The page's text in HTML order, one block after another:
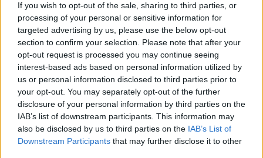
If you wish to opt-out of the sale, sharing to third parties, or
processing of your personal or sensitive information for
targeted advertising by us, please use the below opt-out
section to confirm your selection. Please note that after your
opt-out request is processed you may continue seeing
interest-based ads based on personal information utilized by
us or personal information disclosed to third parties prior to
your opt-out. You may separately opt-out of the further
disclosure of your personal information by third parties on the
IAB’s list of downstream participants. This information may
also be disclosed by us to third parties on the IAB’s List of
Downstream Participants that may further disclose it to other
Υγεία| 15.11.2022 23:18
Νέες οδηγίες για τα πρόωρα μωρά:
«Μέθοδος καγκουρό» και θηλασμός - Τι
προτείνει ο ΠΟΥ για βελτίωση των
πιθανοτήτων επιβίωσης
Οι νέες κατευθυντήριες γραμμές που δίνει ο
Παγκόσμιος Οργανισμός Υγείας